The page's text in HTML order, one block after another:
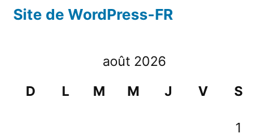
Site de WordPress-FR
août 2026
D
L M M J V S
1